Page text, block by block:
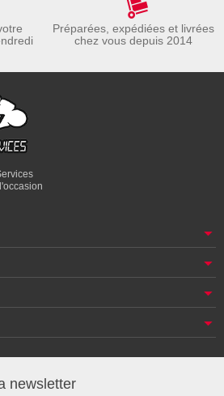
Préparées, expédiées et livrées
chez vous depuis 2014
newsletter